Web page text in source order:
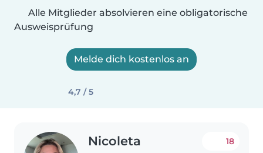
Alle Mitglieder absolvieren eine obligatorische
Ausweisprüfung
Melde dich kostenlos an
4,7 / 5
Nicoleta 18